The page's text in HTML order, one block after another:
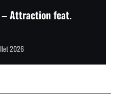
Attraction feat.
2026